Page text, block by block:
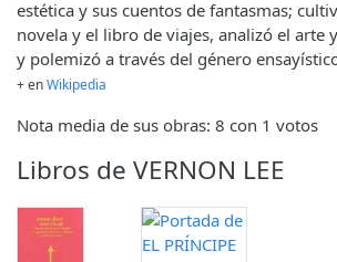
estética y sus cuentos de fantasmas;
novela y el libro de viajes, analizó el arte
y polemizó a través del género
+ enWikipedia
Nota media de sus obras: 8 con 1 votos
Libros de VERNON LEE